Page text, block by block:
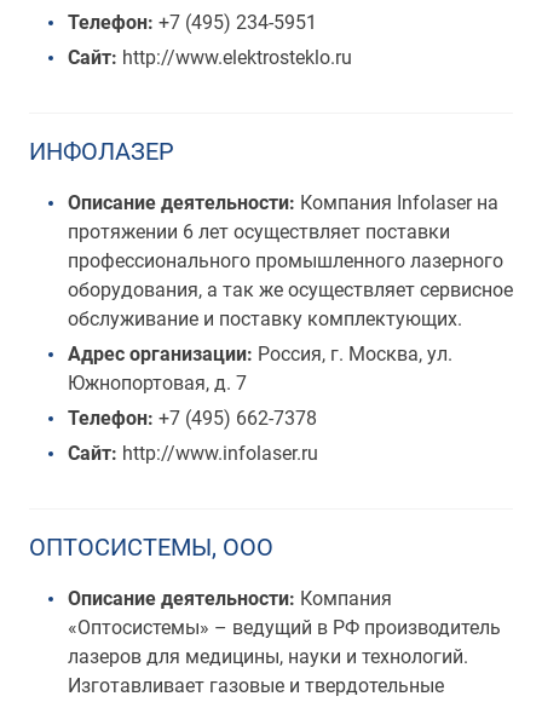
Телефон: +7 (495) 234-5951
Сайт: http://www.elektrosteklo.ru
ИНФОЛАЗЕР
Описание деятельности: Компания Infolaser на
протяжении 6 лет осуществляет поставки
профессионального промышленного лазерного
оборудования, а так же осуществляет сервисное
обслуживание и поставку комплектующих.
Адрес организации: Россия, г. Москва, ул.
Южнопортовая, д. 7
Телефон: +7 (495) 662-7378
Сайт: http://www.infolaser.ru
ОПТОСИСТЕМЫ, ООО
Описание деятельности: Компания
«Оптосистемы» – ведущий в РФ производитель
лазеров для медицины, науки и технологий.
Изготавливает газовые и твердотельные